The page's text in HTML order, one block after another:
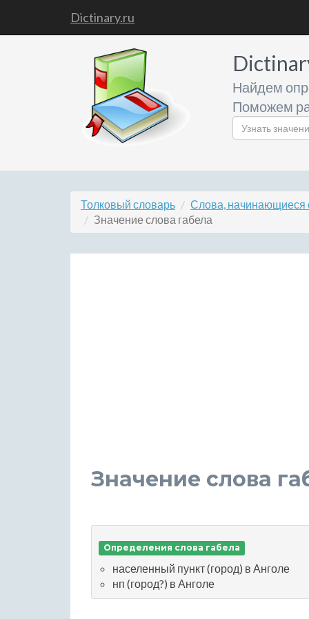
Dictinary.ru
Найдем
Поможем
Толковый словарь
Слова, начинающиеся
Значение слова габела
Значение слова
Определения слова габела
населенный пункт (город) в Анголе
нп (город?) в Анголе